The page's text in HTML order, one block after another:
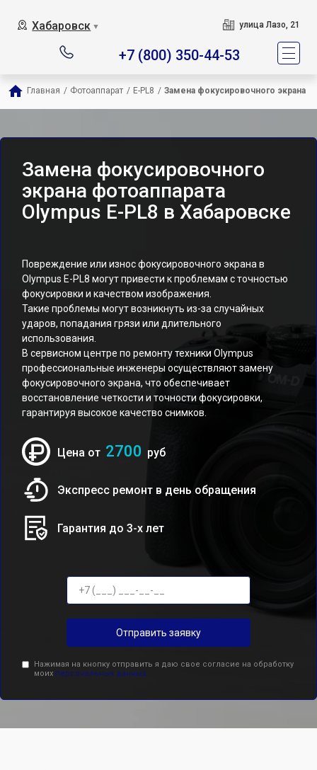
Хабаровск ▼ улица Лазо, 21
+7 (800) 350-44-53
Главная / Фотоаппарат / E-PL8 / Замена фокусировочного экрана
Замена фокусировочного
экрана фотоаппарата
Olympus E-PL8 в Хабаровске
Повреждение или износ фокусировочного экрана в
Olympus E-PL8 могут привести к проблемам с точностью
фокусировки и качеством изображения.
Такие проблемы могут возникнуть из-за случайных
ударов, попадания грязи или длительного
использования.
В сервисном центре по ремонту техники Olympus
профессиональные инженеры осуществляют замену
фокусировочного экрана, что обеспечивает
восстановление четкости и точности фокусировки,
гарантируя высокое качество снимков.
Цена от 2700 руб
Экспресс ремонт в день обращения
Гарантия до 3-х лет
Отправить заявку
Нажимая на кнопку отправить я даю свое согласие на обработку
моих персональных данных.